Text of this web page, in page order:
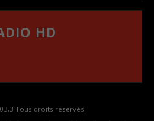
HD
Tous droits réservés.